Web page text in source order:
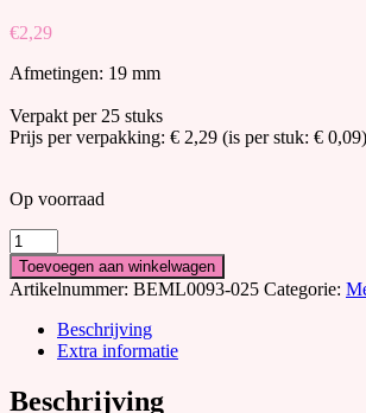
€2,29
Afmetingen: 19 mm
Verpakt per 25 stuks
Prijs per verpakking: € 2,29 (is per stuk: € 0,09)
Op voorraad
Ring
met
balletjes,
metal
coated,
19mm,
st
aantal
Toevoegen aan winkelwagen
Artikelnummer: BEML0093-025 Categorie:
Beschrijving
Extra informatie
Beschrijving